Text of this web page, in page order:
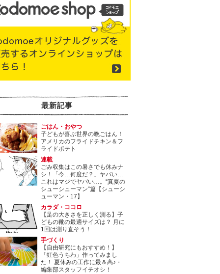
最新記事
ごはん・おやつ
子どもが喜ぶ世界の晩ごはん！
アメリカのフライドチキン＆フ
ライドポテト
連載
ごみ収集はこの暑さでも休みナ
シ！「今…何度だ？」ヤバい…
これはマジでヤバい…。“真夏の
シューシューマン”篇【シューシ
ューマン・17】
カラダ・ココロ
【足の大きさを正しく測る】子
どもの靴の最適サイズは？ 月に
1回は測り直そう！
手づくり
【自由研究にもおすすめ！】
「虹色うちわ」作ってみまし
た！ 夏休みの工作に最＆高♪・
編集部スタッフイチオシ！